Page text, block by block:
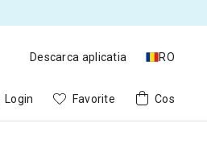
Descarca aplicatia RO
Login Favorite Cos